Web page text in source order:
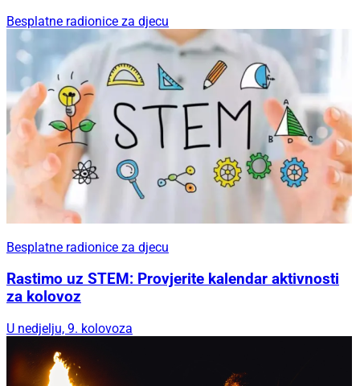
Besplatne radionice za djecu
Besplatne radionice za djecu
Rastimo uz STEM: Provjerite kalendar aktivnosti
za kolovoz
U nedjelju, 9. kolovoza